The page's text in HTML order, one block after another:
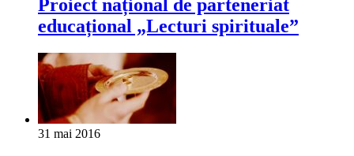
Proiect național de parteneriat
educațional „Lecturi spirituale”
31 mai 2016